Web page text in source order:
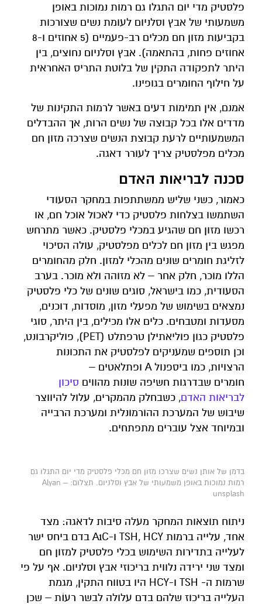
פלסטיק מדי יום התגלו גם רמות נמוכות באופן
משמעותי של אבץ וסלניום לעומת נשים שצורכות
בקביעות מזון חם מכלים רב-פעמיים (5 אחוזים ו-8
אחוזים פחות, בהתאמה). אבץ וסלניום נחוצים, בין
היתר לתפקודה התקין של בלוטת התריס האחראית
על חילוף החומרים בגופינו.
אמנם, אין תמימות דעים באשר לרמות התקינות של
מדדים אלו בכל קבוצה של נשים הרות, אך ההבדלים
המשמעותיים לרעת קבוצת הנשים שצרכה מזון חם
מכלים מפלסטיק צריך לעורר דאגה.
סכנה לבריאות האדם
כאמור, כשני שליש ממשתתפות במחקר הסעודי
השתמשו בצלחות פלסטיק כדי לאכול אוכל חם, או
רכשו מזון חם שהגיע במכלי פלסטיק. כאשר מתרחש
מפגש בין מזון חם לכלים מפלסטיק, עולה הסיכוי
לזליגת חומרים שונים מהכלי למזון. חלק מהחומרים
הללו מוכר, חלק אחר – לא מזוהה ולא מוכר. בערב
הסעודית, כמו בישראל, סוגים שונים של כלי פלסטיק
נמצאים בשימוש של מפעלי מזון, מוסדות, דוכנים,
מסעדות ומטבחים. כלים אלו מכילים, בין היתר, סוגי
פלסטיק כגון פוליאתילן טרפתלט (PET), פוליקרבונט,
וכן תוספים שמעניקים לפלסטיק את התכונות
הרצויות, כמו ביספנול A ופתלאטים –
חומרים שבדרגות חשיפה שונות מהווים סיכון
לבריאות האדם, כשבחלק מהמקרים, עלול להיווצר
שיבוש של המערכת ההורמונלית ומערכת הרבייה
ובמיוחד אצל עוברים מתפתחים.
בדמן של אותן נשים שצרכו מזון חם מכלי פלסטיק מדי יום התגלו גם
רמות נמוכות באופן משמעותי של אבץ וסלניום. תצלום: Alyan –
unsplash
ניתוח תוצאות המחקר מעלה סיבות לדאגה: מצד
אחד, עלייה ברמות TSH, HCY ו-A1C בדם ביחס ישר
לעלייה בתדירות השימוש בכלי פלסטיק למזון חם
ומצד שני ירידה נלווית בריכוזי אבץ וסלניום. אף על פי
שרמות ה- TSH ו-HCY היו בטווח התקין, מגמת
העלייה בריכוז שלהם בדם עלולה לבשר רעוֹת – שכן